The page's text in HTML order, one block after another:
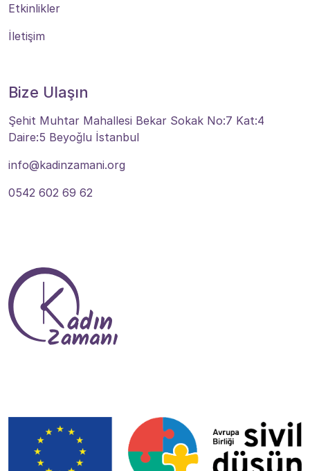
Etkinlikler
İletişim
Bize Ulaşın
Şehit Muhtar Mahallesi Bekar Sokak No:7 Kat:4
Daire:5 Beyoğlu İstanbul
info@kadinzamani.org
0542 602 69 62